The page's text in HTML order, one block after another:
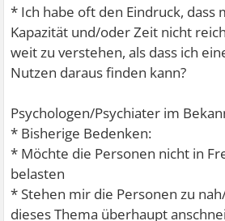
* Ich habe oft den Eindruck, dass
Kapazität und/oder Zeit nicht
weit zu verstehen, als dass ich
Nutzen daraus finden kann?
Psychologen/Psychiater im
* Bisherige Bedenken:
* Möchte die Personen nicht in
belasten
* Stehen mir die Personen zu
dieses Thema überhaupt